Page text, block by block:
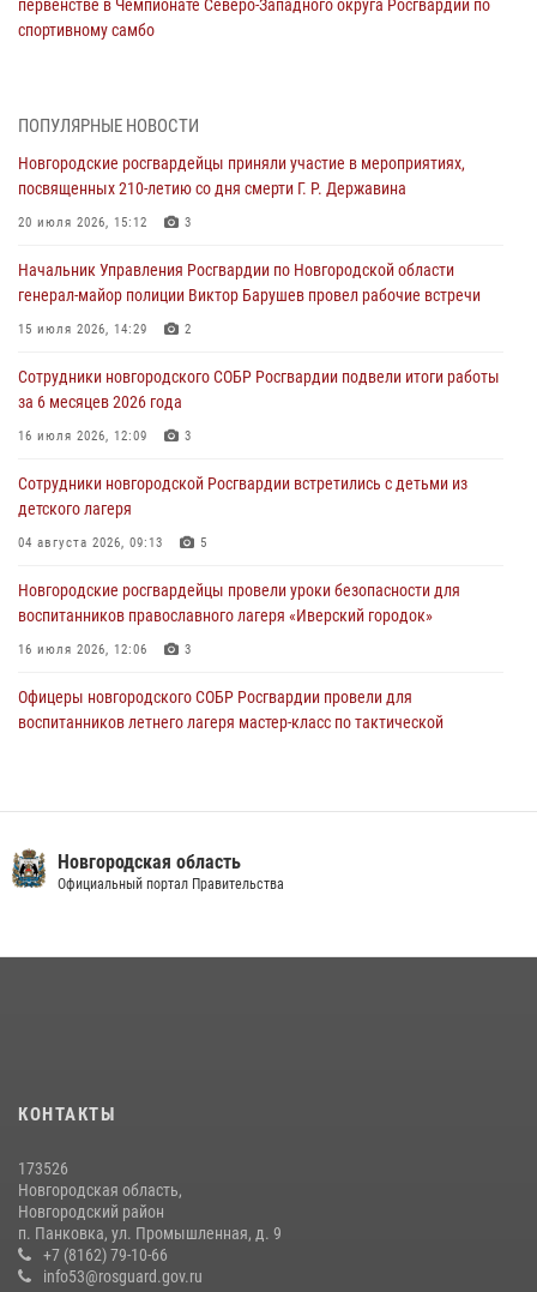
первенстве в Чемпионате Северо-Западного округа Росгвардии по
спортивному самбо
детского лагеря
04 августа 2026, 09:13 5
Новгородские росгвардейцы за неделю осуществили 203 выезда на
04 августа 2026, 09:12 1
Радиоэфир программы "Новости дня" на радио "Радио53" от 30
центре подготовки личного состава Росгвардии.
30 июля 2026, 16:00 1
разрешительной работы Росгвардии провели телефонную «горячую
линию»
30 июля 2026, 14:36 1
Новгородские росгвардейцы рассказали о службе детям из летнего
лагеря «Волынь»
30 июля 2026, 08:40 5
ПОПУЛЯРНЫЕ НОВОСТИ
Новгородские росгвардейцы приняли участие в мероприятиях,
посвященных 210-летию со дня смерти Г. Р. Державина
20 июля 2026, 15:12 3
Начальник Управления Росгвардии по Новгородской области
генерал-майор полиции Виктор Барушев провел рабочие встречи
15 июля 2026, 14:29 2
Сотрудники новгородского СОБР Росгвардии подвели итоги работы
за 6 месяцев 2026 года
16 июля 2026, 12:09 3
Сотрудники новгородской Росгвардии встретились с детьми из
детского лагеря
04 августа 2026, 09:13 5
Новгородские росгвардейцы провели уроки безопасности для
воспитанников православного лагеря «Иверский городок»
16 июля 2026, 12:06 3
Офицеры новгородского СОБР Росгвардии провели для
воспитанников летнего лагеря мастер-класс по тактической
подвел итоги служебной деятельности сотрудников
вневедомственной охраны за первое полугодие 2026 года
Новгородские росгвардейцы рассказали о службе детям из летнего
Росгвардии
Новгородские росгвардейцы завоевали третье место в Санкт-
Петербурге на окружном этапе ежегодного Всероссийского
конкурса профессионального мастерства среди сотрудников
вневедомственной охраны Росгвардии
Новгородская область
Официальный портал Правительства
КОНТАКТЫ
173526
Новгородская область,
Новгородский район
п. Панковка, ул. Промышленная, д. 9
+7 (8162) 79-10-66
info53@rosguard.gov.ru